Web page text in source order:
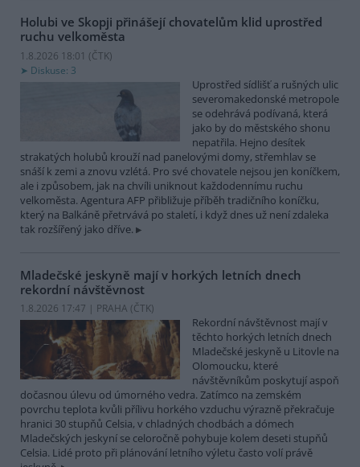
Holubi ve Skopji přinášejí chovatelům klid uprostřed
ruchu velkoměsta
1.8.2026 18:01 (ČTK)
Diskuse: 3
Uprostřed sídlišť a rušných ulic
severomakedonské metropole
se odehrává podívaná, která
jako by do městského shonu
nepatřila. Hejno desítek
strakatých holubů krouží nad panelovými domy, střemhlav se
snáší k zemi a znovu vzlétá. Pro své chovatele nejsou jen koníčkem,
ale i způsobem, jak na chvíli uniknout každodennímu ruchu
velkoměsta. Agentura AFP přibližuje příběh tradičního koníčku,
který na Balkáně přetrvává po staletí, i když dnes už není zdaleka
tak rozšířený jako dříve.
Mladečské jeskyně mají v horkých letních dnech
rekordní návštěvnost
1.8.2026 17:47 | PRAHA (ČTK)
Rekordní návštěvnost mají v
těchto horkých letních dnech
Mladečské jeskyně u Litovle na
Olomoucku, které
návštěvníkům poskytují aspoň
dočasnou úlevu od úmorného vedra. Zatímco na zemském
povrchu teplota kvůli přílivu horkého vzduchu výrazně překračuje
hranici 30 stupňů Celsia, v chladných chodbách a dómech
Mladečských jeskyní se celoročně pohybuje kolem deseti stupňů
Celsia. Lidé proto při plánování letního výletu často volí právě